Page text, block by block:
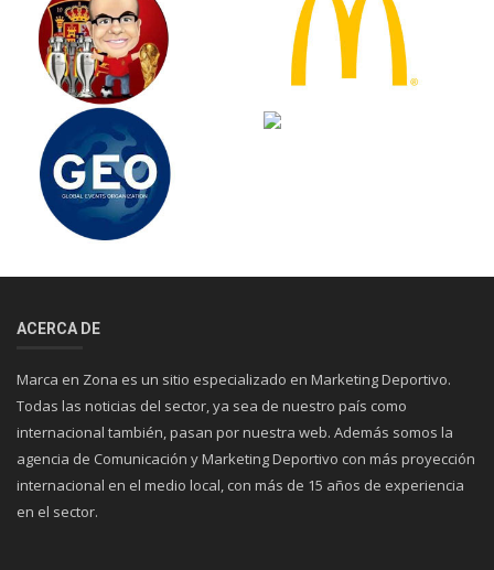
ACERCA DE
Marca en Zona es un sitio especializado en Marketing Deportivo.
Todas las noticias del sector, ya sea de nuestro país como
internacional también, pasan por nuestra web. Además somos la
agencia de Comunicación y Marketing Deportivo con más proyección
internacional en el medio local, con más de 15 años de experiencia
en el sector.